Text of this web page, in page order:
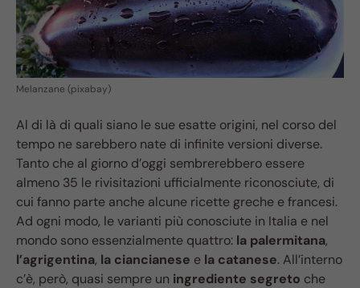
Melanzane (pixabay)
Al di là di quali siano le sue esatte origini, nel corso del
tempo ne sarebbero nate di infinite versioni diverse.
Tanto che al giorno d’oggi sembrerebbero essere
almeno 35 le rivisitazioni ufficialmente riconosciute, di
cui fanno parte anche alcune ricette greche e francesi.
Ad ogni modo, le varianti più conosciute in Italia e nel
mondo sono essenzialmente quattro: la palermitana,
l’agrigentina, la ciancianese e la catanese. All’interno
c’è, però, quasi sempre un ingrediente segreto che